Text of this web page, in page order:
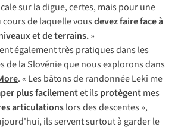
sur la digue, certes, mais pour une
de laquelle vousdevez faire face à
et de terrains.»
également très pratiques dans les
de la Slovénie que nous explorons dans
. « Les bâtons de randonnée Leki me
plus facilementet ils protègentmes
articulationslors des descentes »,
ils servent surtout à garder le